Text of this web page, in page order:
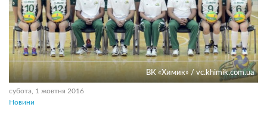
ВК «Химик» / vc.khimik.com.ua
субота, 1 жовтня 2016
Новини